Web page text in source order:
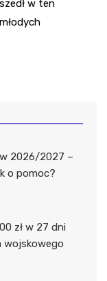
w ten
2026/2027 –
o pomoc?
zł w 27 dni
wojskowego